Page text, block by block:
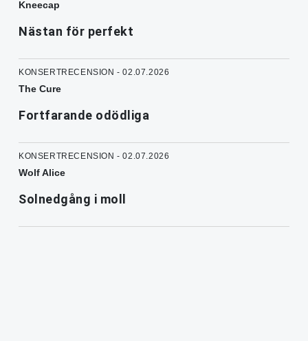
Kneecap
Nästan för perfekt
KONSERTRECENSION - 02.07.2026
The Cure
Fortfarande odödliga
KONSERTRECENSION - 02.07.2026
Wolf Alice
Solnedgång i moll